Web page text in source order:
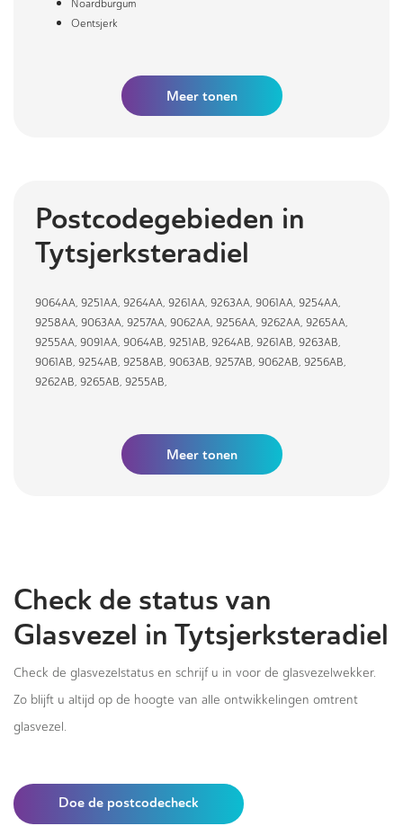
Noardburgum
Oentsjerk
Meertonen
Postcodegebieden in
Tytsjerksteradiel
9064AA, 9251AA, 9264AA, 9261AA, 9263AA, 9061AA, 9254AA,
9258AA, 9063AA, 9257AA, 9062AA, 9256AA, 9262AA, 9265AA,
9255AA, 9091AA, 9064AB, 9251AB, 9264AB, 9261AB, 9263AB,
9061AB, 9254AB, 9258AB, 9063AB, 9257AB, 9062AB, 9256AB,
9262AB, 9265AB, 9255AB,
Meer tonen
Check de status van
Glasvezel in Tytsjerksteradiel
Check de glasvezelstatus en schrijf u in voor de glasvezelwekker.
Zo blijft u altijd op de hoogte van alle ontwikkelingen omtrent
glasvezel.
Doe de postcodecheck